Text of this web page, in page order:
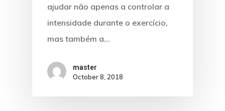
ajudar não apenas a controlar a
intensidade durante o exercício,
mas também a…
master
October 8, 2018